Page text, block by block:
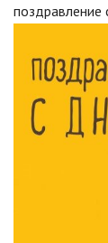
поздравление